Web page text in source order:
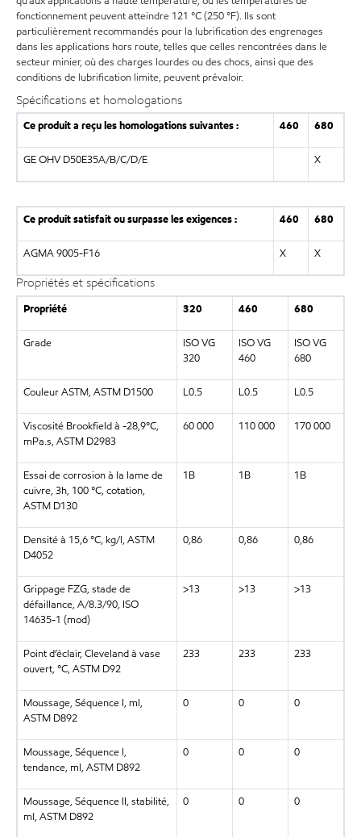
fonctionnement peuvent atteindre 121 °C (250 °F). Ils sont
particulièrement recommandés pour la lubrification des engrenages
dans les applications hors route, telles que celles rencontrées dans le
secteur minier, où des charges lourdes ou des chocs, ainsi que des
conditions de lubrification limite, peuvent prévaloir.
Spécifications et homologations
Ce produit a reçu les homologations suivantes : 460 680
GE OHV D50E35A/B/C/D/E X
Ce produit satisfait ou surpasse les exigences : 460 680
AGMA 9005-F16 X X
Propriétés et spécifications
Propriété 320 460 680
Grade
ISO VG
320
ISO VG
460
ISO VG
680
Couleur ASTM, ASTM D1500 L0.5 L0.5 L0.5
Viscosité Brookfield à -28,9°C,
mPa.s, ASTM D2983
60 000 110 000 170 000
Essai de corrosion à la lame de
cuivre, 3h, 100 °C, cotation,
ASTM D130
1B 1B 1B
Densité à 15,6 °C, kg/l, ASTM
D4052
0,86 0,86 0,86
Grippage FZG, stade de
défaillance, A/8.3/90, ISO
14635-1 (mod)
>13 >13 >13
Point d’éclair, Cleveland à vase
ouvert, °C, ASTM D92
233 233 233
Moussage, Séquence I, ml,
ASTM D892
0 0 0
Moussage, Séquence I,
tendance, ml, ASTM D892
0 0 0
Moussage, Séquence II, stabilité,
ml, ASTM D892
0 0 0